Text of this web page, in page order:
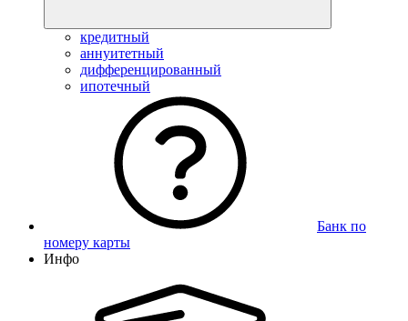
кредитный
аннуитетный
дифференцированный
ипотечный
Банк по
номеру карты
Инфо